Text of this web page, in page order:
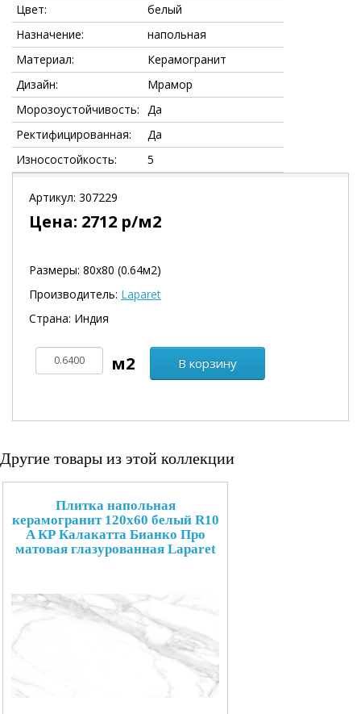
Цвет:
белый
Назначение:
напольная
Материал:
Керамогранит
Дизайн:
Мрамор
Морозоустойчивость:
Да
Ректифицированная:
Да
Износостойкость:
5
Артикул: 307229
Цена: 2712 р/м2
Размеры: 80х80 (0.64м2)
Производитель: Laparet
Страна: Индия
В корзину
Другие товары из этой коллекции
Плитка напольная
керамогранит 120x60 белый R10
A КР Калакатта Бианко Про
матовая глазурованная Laparet